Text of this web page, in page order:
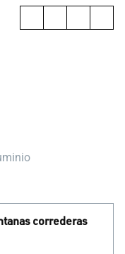
correderas